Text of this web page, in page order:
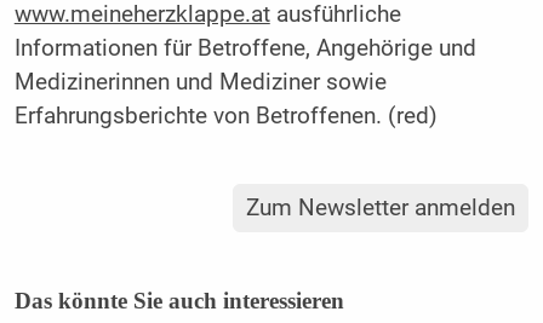
www.meineherzklappe.atausführliche
Informationen für Betroffene, Angehörige und
Medizinerinnen und Mediziner sowie
Erfahrungsberichte von Betroffenen. (red)
Zum Newsletter anmelden
Das könnte Sie auch interessieren